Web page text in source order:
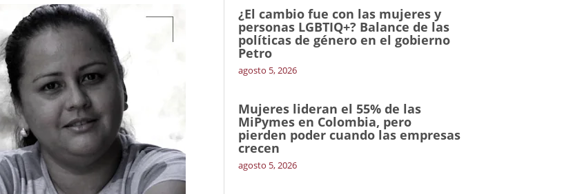
¿El cambio fue con las mujeres y
personas LGBTIQ+? Balance de las
políticas de género en el gobierno
Petro
agosto 5, 2026
Mujeres lideran el 55% de las
MiPymes en Colombia, pero
pierden poder cuando las empresas
crecen
agosto 5, 2026